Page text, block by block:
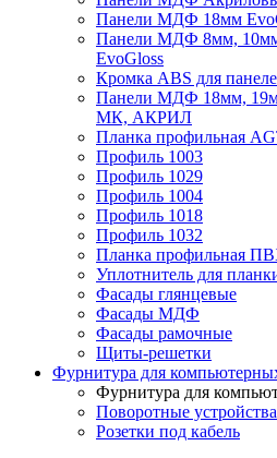
Панели МДФ 18мм
Панели МДФ 8мм, 10мм
EvoGloss
Кромка ABS для
Панели МДФ 18мм,
МК, АКРИЛ
Планка профильная
Профиль 1003
Профиль 1029
Профиль 1004
Профиль 1018
Профиль 1032
Планка профильная
Уплотнитель для
Фасады глянцевые
Фасады МДФ
Фасады рамочные
Щиты-решетки
Фурнитура для
Фурнитура для
Поворотные устройства
Розетки под кабель